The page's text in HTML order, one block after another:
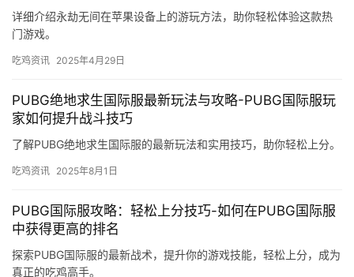
详细介绍永劫无间在苹果设备上的游玩方法，助你轻松体验这款热
门游戏。
吃鸡资讯 2025年4月29日
PUBG绝地求生国际服最新玩法与攻略-PUBG国际服玩
家如何提升战斗技巧
了解PUBG绝地求生国际服的最新玩法和实用技巧，助你轻松上分。
吃鸡资讯 2025年8月1日
PUBG国际服攻略：轻松上分技巧-如何在PUBG国际服
中获得更高的排名
探索PUBG国际服的最新战术，提升你的游戏技能，轻松上分，成为
真正的吃鸡高手。